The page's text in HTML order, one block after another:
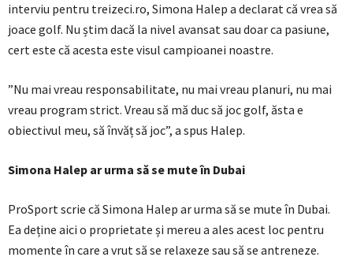
interviu pentru treizeci.ro, Simona Halep a declarat că vrea să
joace golf. Nu știm dacă la nivel avansat sau doar ca pasiune,
cert este că acesta este visul campioanei noastre.
”Nu mai vreau responsabilitate, nu mai vreau planuri, nu mai
vreau program strict. Vreau să mă duc să joc golf, ăsta e
obiectivul meu, să învăț să joc”, a spus Halep.
Simona Halep ar urma să se mute în Dubai
ProSport scrie că Simona Halep ar urma să se mute în Dubai.
Ea deține aici o proprietate și mereu a ales acest loc pentru
momente în care a vrut să se relaxeze sau să se antreneze.